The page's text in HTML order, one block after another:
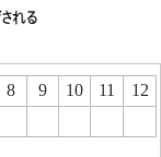
8 9 10 11 12